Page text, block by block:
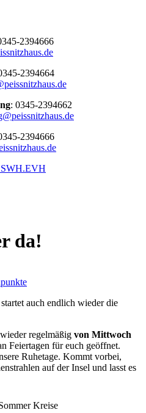
2394666
2394664
: 0345-2394662
2394666
da!
auch endlich wieder die
regelmäßig von Mittwoch
Feiertagen für euch geöffnet.
Ruhetage. Kommt vorbei,
auf der Insel und lasst es